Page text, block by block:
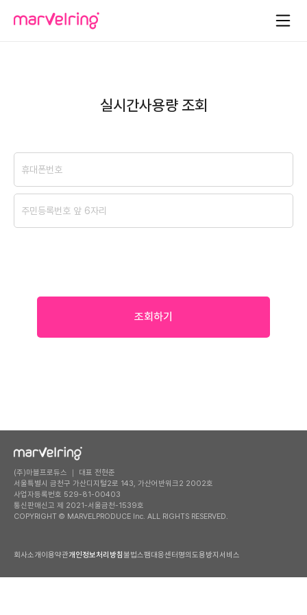
실시간사용량 조회
조회하기
(주)마블프로듀스 ｜ 대표 전현준
서울특별시 금천구 가산디지털2로 143, 가산어반워크2 2002호
사업자등록번호 529-81-00403
통신판매신고 제 2021-서울금천-1539호
COPYRIGHT © MARVELPRODUCE Inc. ALL RIGHTS RESERVED.
회사소개이용약관개인정보처리방침불법스팸대응센터명의도용방지서비스